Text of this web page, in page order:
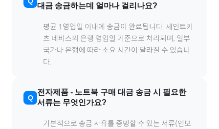
대금 송금하는데 얼마나 걸리나요?
평균 1영업일 이내에 송금이 완료됩니다. 세인트키
츠 네비스의 은행 영업일 기준으로 처리되며, 일부
국가나 은행에 따라 소요 시간이 달라질 수 있습니
다.
전자제품 - 노트북 구매 대금 송금 시 필요한
서류는 무엇인가요?
기본적으로 송금 사유를 증빙할 수 있는 서류(인보